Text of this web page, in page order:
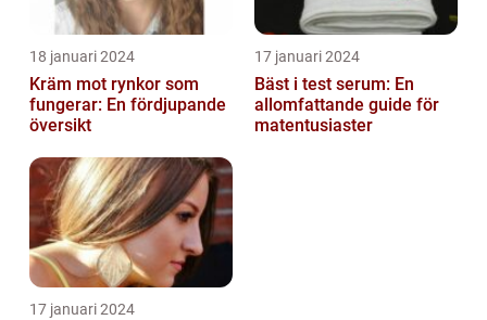
18 januari 2024
Kräm mot rynkor som
fungerar: En fördjupande
översikt
17 januari 2024
Bäst i test serum: En
allomfattande guide för
matentusiaster
17 januari 2024